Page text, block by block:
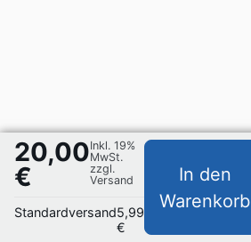
20,00
€
Inkl. 19%
MwSt.
zzgl.
Versand
Standardversand5,99
€
In den
Warenkorb